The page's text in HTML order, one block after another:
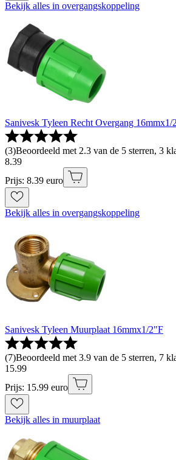
Bekijk alles in overgangskoppeling
Sanivesk Tyleen Recht Overgang 16mmx1/
(3)Beoordeeld met 2.3 van de 5 sterren, 3
8.39
Prijs: 8.39 euro
Bekijk alles in overgangskoppeling
Sanivesk Tyleen Muurplaat 16mmx1/2"F
(7)Beoordeeld met 3.9 van de 5 sterren, 7
15.99
Prijs: 15.99 euro
Bekijk alles in muurplaat